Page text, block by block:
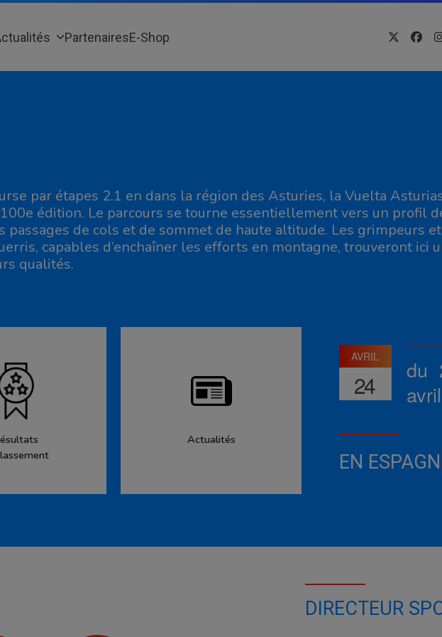
PartenairesE-Shop Twitter
par étapes 2.1 en dans la région des Asturies, la Vuelta
édition. Le parcours se tourne essentiellement vers un profil
passages de cols et de sommet de haute altitude. Les grimpeurs
capables d’enchaîner les efforts en montagne, trouveront ici
qualités.
Actualités
AVRIL
24
du
EN
DIRECTEUR